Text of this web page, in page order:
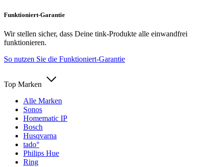
Funktioniert-Garantie
Wir stellen sicher, dass Deine tink-Produkte alle einwandfrei
funktionieren.
So nutzen Sie die Funktioniert-Garantie
Top Marken
Alle Marken
Sonos
Homematic IP
Bosch
Husqvarna
tado°
Philips Hue
Ring